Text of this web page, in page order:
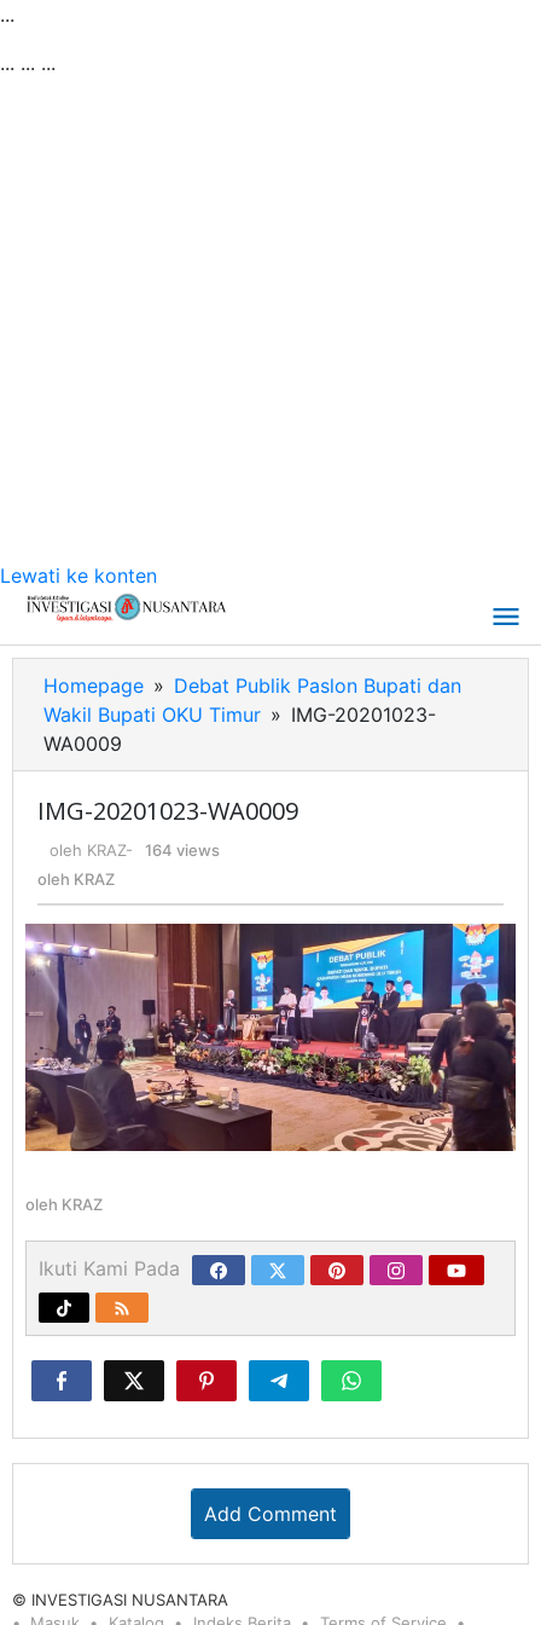
...
... ... ...
Lewati ke konten
Homepage » Debat Publik Paslon Bupati dan
Wakil Bupati OKU Timur » IMG-20201023-
WA0009
IMG-20201023-WA0009
oleh KRAZ-
164 views
oleh KRAZ
oleh KRAZ
Ikuti Kami Pada
Add Comment
© INVESTIGASI NUSANTARA